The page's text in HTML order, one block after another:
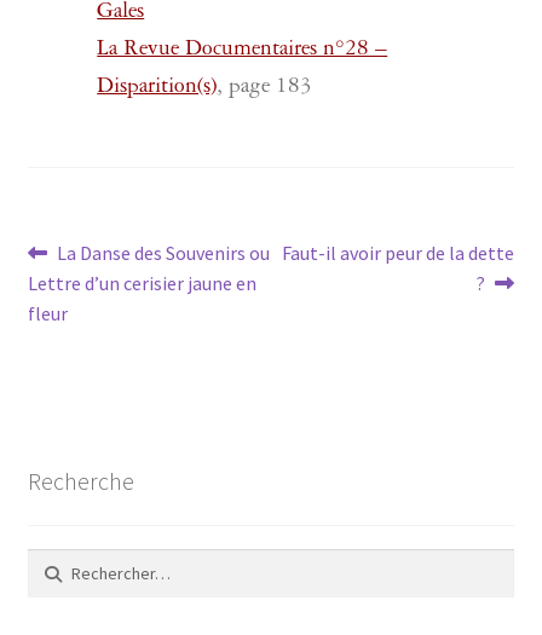
Gales
La Revue Documentaires n°28 –
Disparition(s), page 183
Navigation
de
Article
précédent :
La Danse des Souvenirs ou
Lettre d’un cerisier jaune en
fleur
Article
Faut-il avoir peur de la dette
?
Recherche
Rechercher :